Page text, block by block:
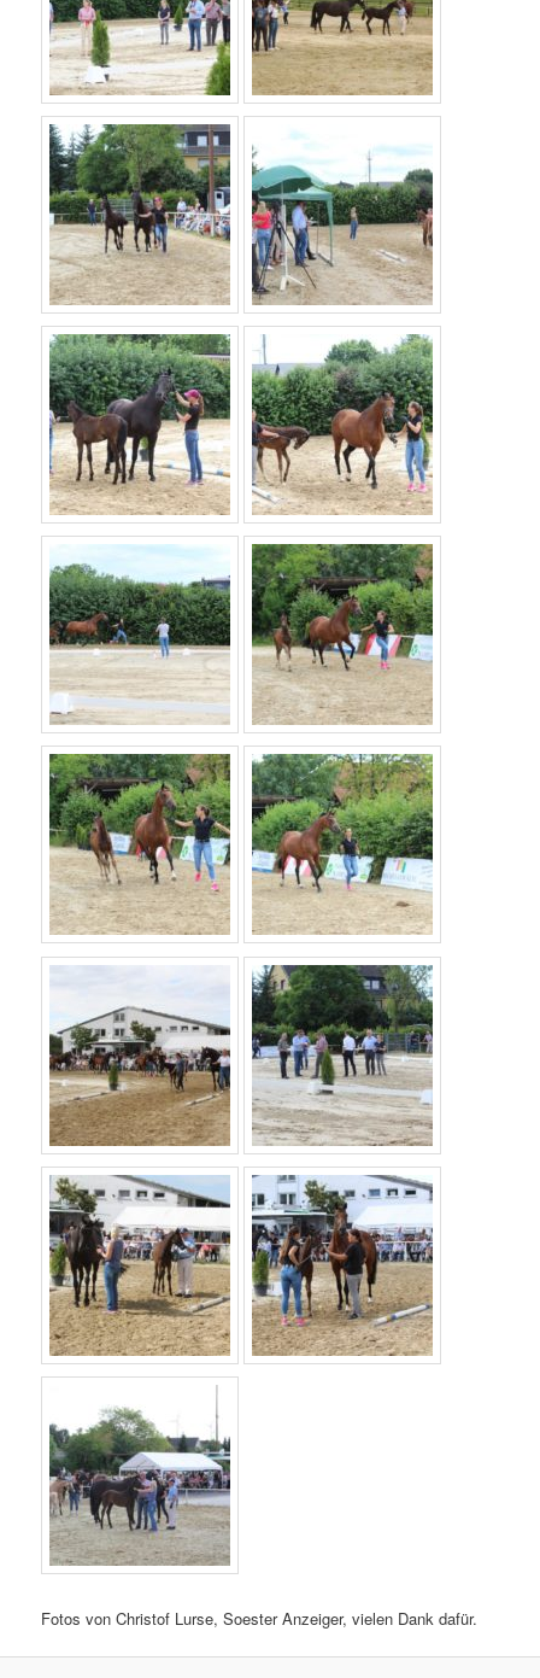
Fotos von Christof Lurse, Soester Anzeiger, vielen Dank dafür.